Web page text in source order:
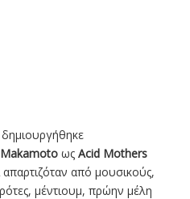
δημιουργήθηκε
Makamoto ωςAcid Mothers
απαρτιζόταν από μουσικούς,
μέντιουμ, πρώην μέλη